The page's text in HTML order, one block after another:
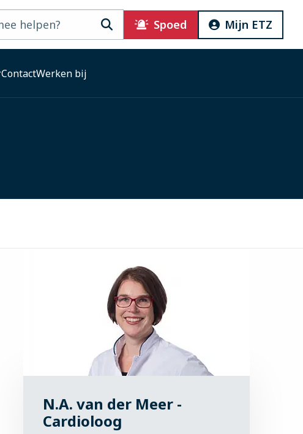
Zoeken Spoed Mijn ETZ
ContactWerken bij
N.A. van der Meer -
Cardioloog